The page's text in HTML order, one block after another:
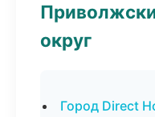
округ
Город Direct